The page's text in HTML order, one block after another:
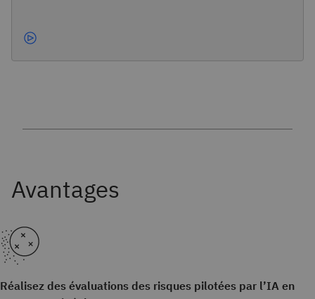
Réalisez des évaluations des risques pilotées par l’IA en